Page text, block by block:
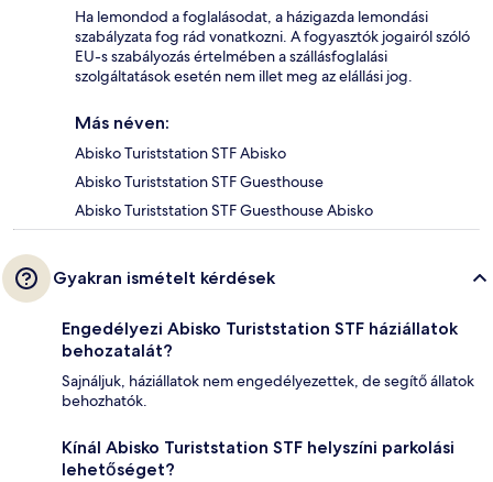
Ha lemondod a foglalásodat, a házigazda lemondási
szabályzata fog rád vonatkozni. A fogyasztók jogairól szóló
EU-s szabályozás értelmében a szállásfoglalási
szolgáltatások esetén nem illet meg az elállási jog.
Más néven:
Abisko Turiststation STF Abisko
Abisko Turiststation STF Guesthouse
Abisko Turiststation STF Guesthouse Abisko
Gyakran ismételt kérdések
Engedélyezi Abisko Turiststation STF háziállatok
behozatalát?
Sajnáljuk, háziállatok nem engedélyezettek, de segítő állatok
behozhatók.
Kínál Abisko Turiststation STF helyszíni parkolási
lehetőséget?